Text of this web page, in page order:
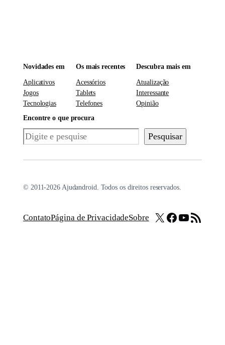
Novidades em
Aplicativos
Jogos
Tecnologias
Os mais recentes
Acessórios
Tablets
Telefones
Descubra mais em
Atualização
Interessante
Opinião
Encontre o que procura
Pesquisar Pesquisar
© 2011-2026 Ajudandroid. Todos os direitos reservados.
ContatoPágina de PrivacidadeSobre X Facebook
Youtube
Feed RSS